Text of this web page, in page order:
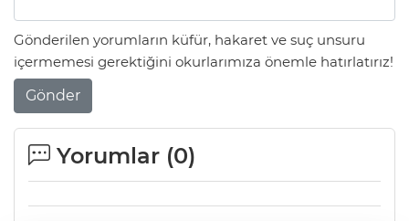
Gönderilen yorumların küfür, hakaret ve suç unsuru
içermemesi gerektiğini okurlarımıza önemle hatırlatırız!
Gönder
Yorumlar (0)